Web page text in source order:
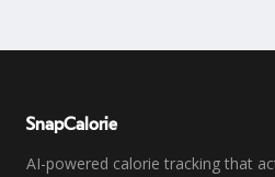
SnapCalorie
AI-powered calorie tracking that